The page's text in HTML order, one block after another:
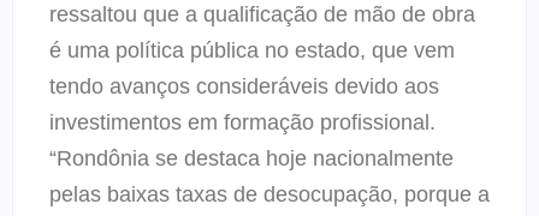
ressaltou que a qualificação de mão de obra
é uma política pública no estado, que vem
tendo avanços consideráveis devido aos
investimentos em formação profissional.
“Rondônia se destaca hoje nacionalmente
pelas baixas taxas de desocupação, porque a